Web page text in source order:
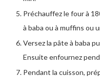
Préchauffez le four à
à baba ou à muffins ou
Versez la pâte à baba
Ensuite enfournez
Pendant la cuisson,